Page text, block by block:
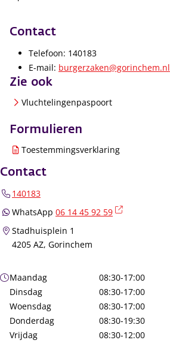
Contact
Telefoon: 140183
E-mail: burgerzaken@gorinchem.nl
Zie ook
Vluchtelingenpaspoort
Formulieren
Toestemmingsverklaring
Contact
140183
WhatsApp 06 14 45 92 59
Stadhuisplein 1
4205 AZ, Gorinchem
Openingstijden
Maandag
08:30-17:00
Dinsdag
08:30-17:00
Woensdag
08:30-17:00
Donderdag
08:30-19:30
Vrijdag
08:30-12:00